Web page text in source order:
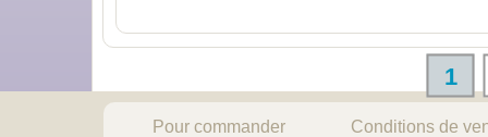
1
Pour commander Conditions de